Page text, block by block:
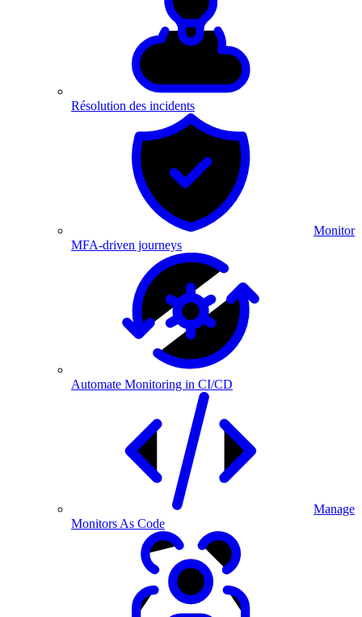
Résolution des incidents
Monitor
MFA-driven journeys
Automate Monitoring in CI/CD
Manage
Monitors As Code